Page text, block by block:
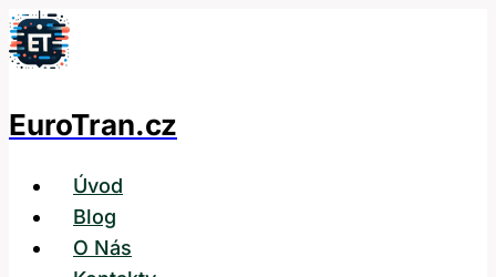
Přeskočit
na
EuroTran.cz
Úvod
Blog
O Nás